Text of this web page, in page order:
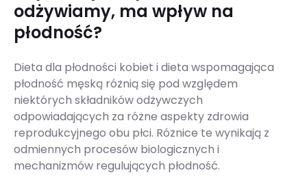
odżywiamy, ma wpływ na
płodność?
Dieta dla płodności kobiet i dieta wspomagająca
płodność męską różnią się pod względem
niektórych składników odżywczych
odpowiadających za różne aspekty zdrowia
reprodukcyjnego obu płci. Różnice te wynikają z
odmiennych procesów biologicznych i
mechanizmów regulujących płodność.